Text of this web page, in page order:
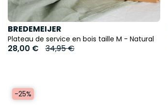
BREDEMEIJER
Plateau de service en bois taille M - Natural
28,00 € 34,95 €
-25%